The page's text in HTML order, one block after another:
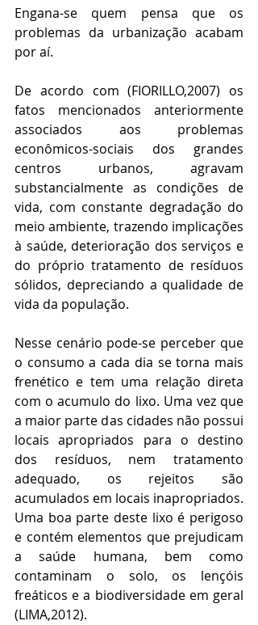
Engana-se quem pensa que os
problemas da urbanização acabam
por aí.
De acordo com (FIORILLO,2007) os
fatos mencionados anteriormente
associados aos problemas
econômicos-sociais dos grandes
centros urbanos, agravam
substancialmente as condições de
vida, com constante degradação do
meio ambiente, trazendo implicações
à saúde, deterioração dos serviços e
do próprio tratamento de resíduos
sólidos, depreciando a qualidade de
vida da população.
Nesse cenário pode-se perceber que
o consumo a cada dia se torna mais
frenético e tem uma relação direta
com o acumulo do lixo. Uma vez que
a maior parte das cidades não possui
locais apropriados para o destino
dos resíduos, nem tratamento
adequado, os rejeitos são
acumulados em locais inapropriados.
Uma boa parte deste lixo é perigoso
e contém elementos que prejudicam
a saúde humana, bem como
contaminam o solo, os lençóis
freáticos e a biodiversidade em geral
(LIMA,2012).